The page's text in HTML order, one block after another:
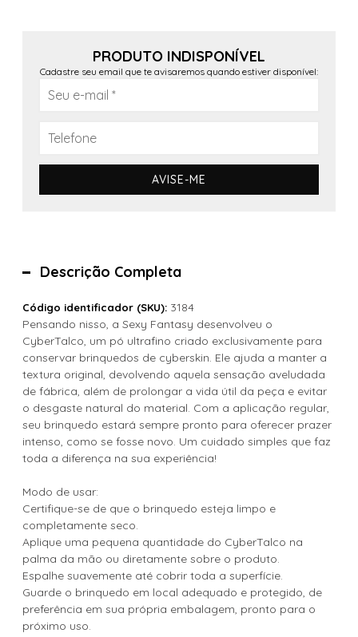
PRODUTO INDISPONÍVEL
Cadastre seu email que te avisaremos quando estiver disponível:
AVISE-ME
Descrição Completa
Código identificador (SKU): 3184
Pensando nisso, a Sexy Fantasy desenvolveu o
CyberTalco, um pó ultrafino criado exclusivamente para
conservar brinquedos de cyberskin. Ele ajuda a manter a
textura original, devolvendo aquela sensação aveludada
de fábrica, além de prolongar a vida útil da peça e evitar
o desgaste natural do material. Com a aplicação regular,
seu brinquedo estará sempre pronto para oferecer prazer
intenso, como se fosse novo. Um cuidado simples que faz
toda a diferença na sua experiência!
Modo de usar:
Certifique-se de que o brinquedo esteja limpo e
completamente seco.
Aplique uma pequena quantidade do CyberTalco na
palma da mão ou diretamente sobre o produto.
Espalhe suavemente até cobrir toda a superfície.
Guarde o brinquedo em local adequado e protegido, de
preferência em sua própria embalagem, pronto para o
próximo uso.